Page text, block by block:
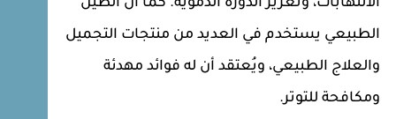
الالتهابات، وتعزيز الدورة الدموية. كما أن الطين
الطبيعي يستخدم في العديد من منتجات التجميل
والعلاج الطبيعي، ويُعتقد أن له فوائد مهدئة
ومكافحة للتوتر.